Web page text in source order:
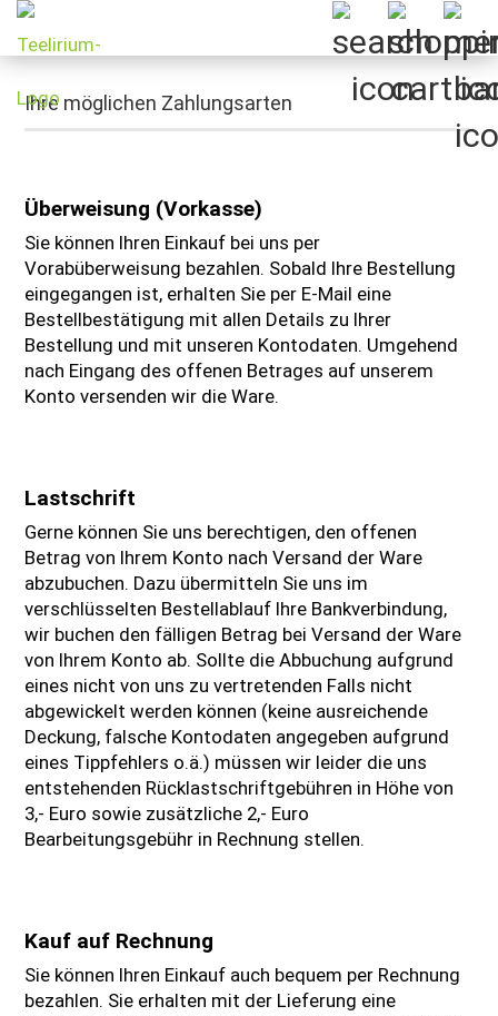
Ihre möglichen Zahlungsarten
Überweisung (Vorkasse)
Sie können Ihren Einkauf bei uns per
Vorabüberweisung bezahlen. Sobald Ihre Bestellung
eingegangen ist, erhalten Sie per E-Mail eine
Bestellbestätigung mit allen Details zu Ihrer
Bestellung und mit unseren Kontodaten. Umgehend
nach Eingang des offenen Betrages auf unserem
Konto versenden wir die Ware.
Lastschrift
Gerne können Sie uns berechtigen, den offenen
Betrag von Ihrem Konto nach Versand der Ware
abzubuchen. Dazu übermitteln Sie uns im
verschlüsselten Bestellablauf Ihre Bankverbindung,
wir buchen den fälligen Betrag bei Versand der Ware
von Ihrem Konto ab. Sollte die Abbuchung aufgrund
eines nicht von uns zu vertretenden Falls nicht
abgewickelt werden können (keine ausreichende
Deckung, falsche Kontodaten angegeben aufgrund
eines Tippfehlers o.ä.) müssen wir leider die uns
entstehenden Rücklastschriftgebühren in Höhe von
3,- Euro sowie zusätzliche 2,- Euro
Bearbeitungsgebühr in Rechnung stellen.
Kauf auf Rechnung
Sie können Ihren Einkauf auch bequem per Rechnung
bezahlen. Sie erhalten mit der Lieferung eine